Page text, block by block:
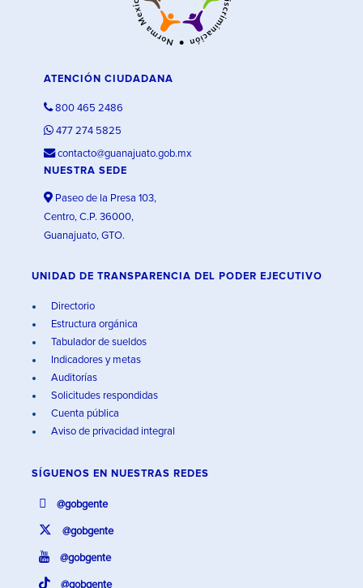
ATENCIÓN CIUDADANA
800 465 2486
477 274 5825
contacto@guanajuato.gob.mx
NUESTRA SEDE
Paseo de la Presa 103,
Centro, C.P. 36000,
Guanajuato, GTO.
UNIDAD DE TRANSPARENCIA DEL PODER EJECUTIVO
Directorio
Estructura orgánica
Tabulador de sueldos
Indicadores y metas
Auditorías
Solicitudes respondidas
Cuenta pública
Aviso de privacidad integral
SÍGUENOS EN NUESTRAS REDES
@gobgente
@gobgente
@gobgente
@gobgente